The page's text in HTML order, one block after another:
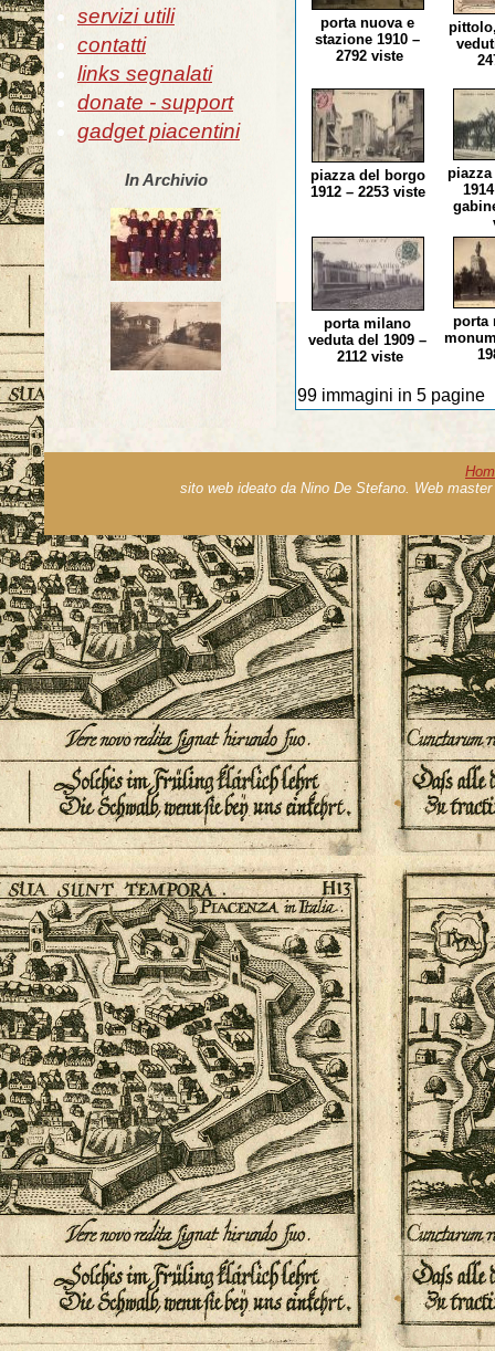
servizi utili
contatti
links segnalati
donate - support
gadget piacentini
In Archivio
porta nuova e
stazione 1910 –
2792 viste
piazza del borgo
1912 – 2253 viste
porta milano
veduta del 1909 –
2112 viste
porta
99 immagini in 5 pagine
sito web ideato da Nino De Stefano. Web